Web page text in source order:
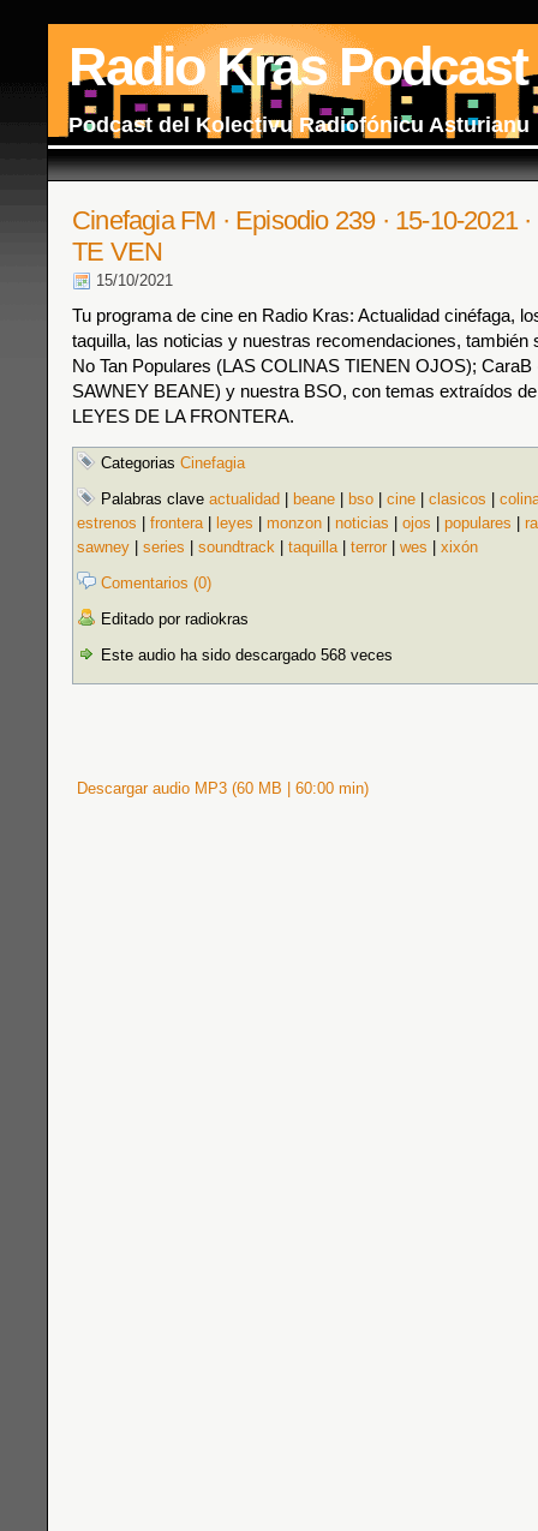
Radio Kras Podcast
Podcast del Kolectivu Radiofónicu Asturianu
Cinefagia FM · Episodio 239 · 15-10-2021
TE VEN
15/10/2021
Tu programa de cine en Radio Kras: Actualidad cinéfaga,
taquilla, las noticias y nuestras recomendaciones, también
No Tan Populares (LAS COLINAS TIENEN OJOS);
SAWNEY BEANE) y nuestra BSO, con temas extraídos
LEYES DE LA FRONTERA.
Categorias Cinefagia
Palabras clave actualidad beane bso cine clasicos
estrenos
frontera| leyes monzon noticias ojos populares
sawney
series soundtrack taquilla| terror wes
xixón
Comentarios (0)
Editado por radiokras
Este audio ha sido descargado 568 veces
Descargar audio MP3 (60 MB | 60:00 min)